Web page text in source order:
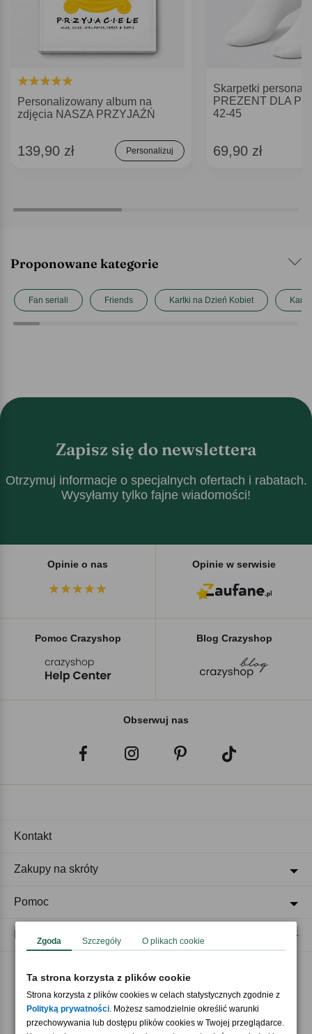
Personalizowany album na
zdjęcia NASZA PRZYJAŹŃ
139,90 zł Personalizuj
Skarpetki
PREZENT DLA
42-45
69,90 zł
Proponowane kategorie
Fan seriali Friends Kartki na Dzień Kobiet
Zapisz się do newslettera
Otrzymuj informacje o specjalnych ofertach i rabatach.
Wysyłamy tylko fajne wiadomości!
Opinie o nas Opinie w serwisie
Pomoc Crazyshop Blog Crazyshop
Obserwuj nas
Akceptujemy płatności
Kontakt
Zakupy na skróty
Pomoc
Zgoda Szczegóły O plikach cookie
Ta strona korzysta z plików cookie
Strona korzysta z plików cookies w celach statystycznych zgodnie z
Polityką prywatności. Możesz samodzielnie określić warunki
przechowywania lub dostępu plików cookies w Twojej przeglądarce.